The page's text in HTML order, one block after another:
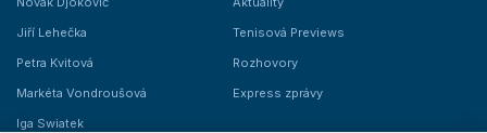
Jiří Lehečka
Petra Kvitová
Markéta Vondroušová
Iga Swiatek
Tenisová Previews
Rozhovory
Express zprávy